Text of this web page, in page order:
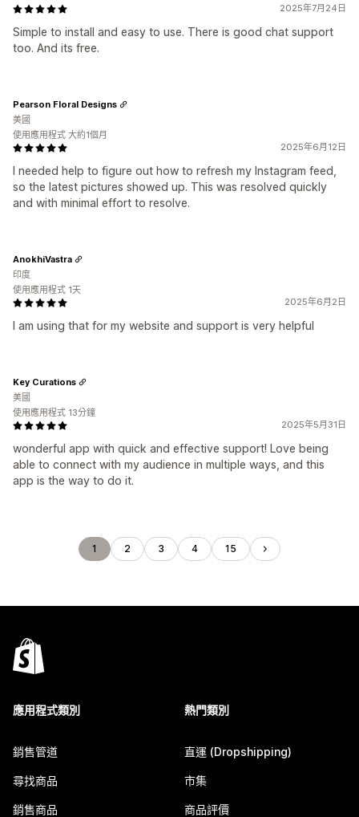
2025年7月24日
Simple to install and easy to use. There is good chat support
too. And its free.
2025年6月12日
I needed help to figure out how to refresh my Instagram feed,
so the latest pictures showed up. This was resolved quickly
and with minimal effort to resolve.
Pearson Floral Designs
美國
使用應用程式 大約1個月
2025年6月2日
I am using that for my website and support is very helpful
AnokhiVastra
印度
使用應用程式 1天
2025年5月31日
wonderful app with quick and effective support! Love being
able to connect with my audience in multiple ways, and this
app is the way to do it.
Key Curations
美國
使用應用程式 13分鐘
1 2 3 4 15
應用程式類別
銷售管道
尋找商品
銷售商品
熱門類別
直運 (Dropshipping)
市集
商品評價